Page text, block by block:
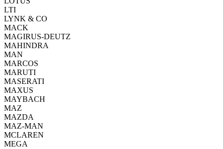
LTI
LYNK & CO
MACK
MAGIRUS-DEUTZ
MAHINDRA
MAN
MARCOS
MARUTI
MASERATI
MAXUS
MAYBACH
MAZ
MAZDA
MAZ-MAN
MCLAREN
MEGA